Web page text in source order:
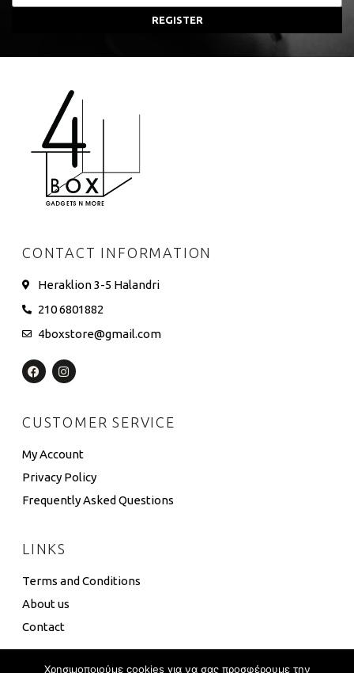
REGISTER
CONTACT INFORMATION
Heraklion 3-5 Halandri
210 6801882
4boxstore@gmail.com
CUSTOMER SERVICE
My Account
Privacy Policy
Frequently Asked Questions
LINKS
Terms and Conditions
About us
Contact
Χρησιμοποιούμε cookies για να σας προσφέρουμε την